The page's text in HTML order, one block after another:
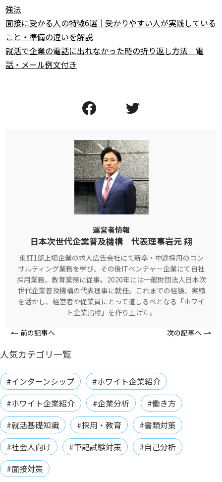
強法
面接に受かる人の特徴6選｜受かりやすい人が実践している
こと・準備の違いを解説
就活で企業の電話に出れなかった時の折り返し方法｜電
話・メール例文付き
運営者情報
日本次世代企業普及機構 代表理事岩元 翔
東証1部上場企業の求人広告会社にて新卒・中途採用のコン
サルティング業務を学び、その後ITベンチャー企業にて自社
採用業務、教育業務に従事。2020年には一般財団法人日本次
世代企業普及機構の代表理事に就任。これまでの経験、実績
を活かし、経営者や従業員にとって道しるべとなる「ホワイ
ト企業指標」を作り上げた。
前の記事へ 次の記事へ
人気カテゴリ一覧
#インターンシップ
#ホワイト企業紹介
#ホワイト企業紹介
#企業分析
#働き方
#就活基礎知識
#採用・教育
#書類対策
#社会人向け
#筆記試験対策
#自己分析
#面接対策